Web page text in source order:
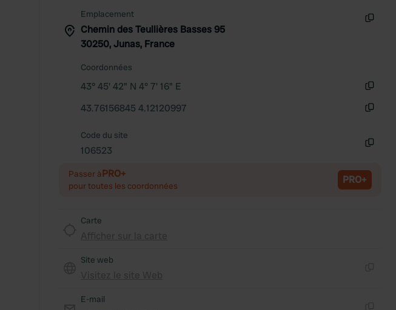
Emplacement
Chemin des Teullières Basses 95
30250, Junas, France
Coordonnées
43° 45' 42" N 4° 7' 16" E
43.76156845 4.12120997
Code du site
106523
Passer àPRO+
pour toutes les coordonnées PRO+
Carte
Site web
E-mail